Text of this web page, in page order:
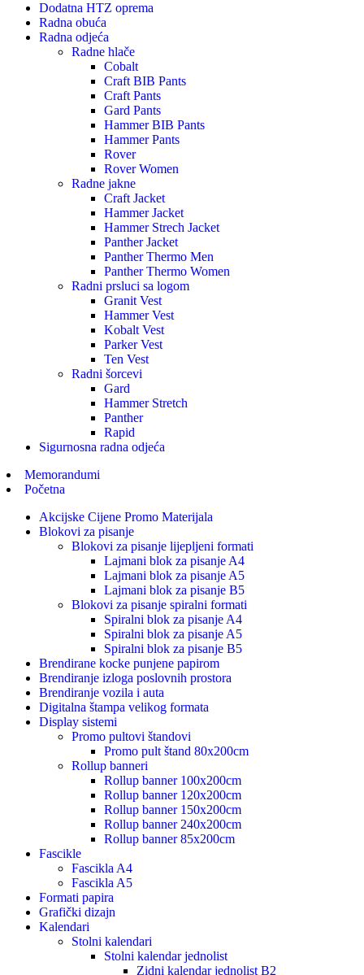
Dodatna HTZ oprema
Radna obuća
Radna odjeća
Radne hlače
Cobalt
Craft BIB Pants
Craft Pants
Gard Pants
Hammer BIB Pants
Hammer Pants
Rover
Rover Women
Radne jakne
Craft Jacket
Hammer Jacket
Hammer Strech Jacket
Panther Jacket
Panther Thermo Men
Panther Thermo Women
Radni prsluci sa logom
Granit Vest
Hammer Vest
Kobalt Vest
Parker Vest
Ten Vest
Radni šorcevi
Gard
Hammer Stretch
Panther
Rapid
Sigurnosna radna odjeća
Memorandumi
Početna
Akcijske Cijene Promo Materijala
Blokovi za pisanje
Blokovi za pisanje lijepljeni formati
Lajmani blok za pisanje A4
Lajmani blok za pisanje A5
Lajmani blok za pisanje B5
Blokovi za pisanje spiralni formati
Spiralni blok za pisanje A4
Spiralni blok za pisanje A5
Spiralni blok za pisanje B5
Brendirane kocke punjene papirom
Brendiranje izloga poslovnih prostora
Brendiranje vozila i auta
Digitalna štampa velikog formata
Display sistemi
Promo pultovi štandovi
Promo pult štand 80x200cm
Rollup banneri
Rollup banner 100x200cm
Rollup banner 120x200cm
Rollup banner 150x200cm
Rollup banner 240x200cm
Rollup banner 85x200cm
Fascikle
Fascikla A4
Fascikla A5
Formati papira
Grafički dizajn
Kalendari
Stolni kalendari
Stolni kalendar jednolist
Zidni kalendar jednolist B2